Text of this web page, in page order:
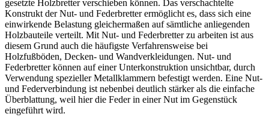
gesetzte Holzbretter verschieben können. Das verschachtelte
Konstrukt der Nut- und Federbretter ermöglicht es, dass sich eine
einwirkende Belastung gleichermaßen auf sämtliche anliegenden
Holzbauteile verteilt. Mit Nut- und Federbretter zu arbeiten ist aus
diesem Grund auch die häufigste Verfahrensweise bei
Holzfußböden, Decken- und Wandverkleidungen. Nut- und
Federbretter können auf einer Unterkonstruktion unsichtbar, durch
Verwendung spezieller Metallklammern befestigt werden. Eine Nut-
und Federverbindung ist nebenbei deutlich stärker als die einfache
Überblattung, weil hier die Feder in einer Nut im Gegenstück
eingeführt wird.